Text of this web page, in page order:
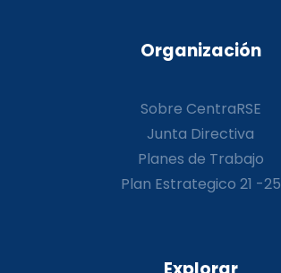
Organización
Sobre CentraRSE
Junta Directiva
Planes de Trabajo
Plan Estrategico 21 -25